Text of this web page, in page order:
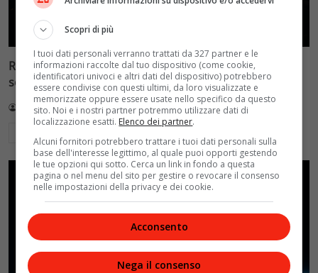
Reflect Orbital: gli specchi spaziali che promettono il
sole di notte (per 5mila dollari l’ora)
Redazione VelvetMAG 4 Agosto 2026
Scopri di più
I tuoi dati personali verranno trattati da 327 partner e le
informazioni raccolte dal tuo dispositivo (come cookie,
identificatori univoci e altri dati del dispositivo) potrebbero
essere condivise con questi ultimi, da loro visualizzate e
memorizzate oppure essere usate nello specifico da questo
sito. Noi e i nostri partner potremmo utilizzare dati di
localizzazione esatti. Elenco dei partner.
Alcuni fornitori potrebbero trattare i tuoi dati personali sulla
base dell'interesse legittimo, al quale puoi opporti gestendo
le tue opzioni qui sotto. Cerca un link in fondo a questa
pagina o nel menu del sito per gestire o revocare il consenso
nelle impostazioni della privacy e dei cookie.
Acconsento
Nega il consenso